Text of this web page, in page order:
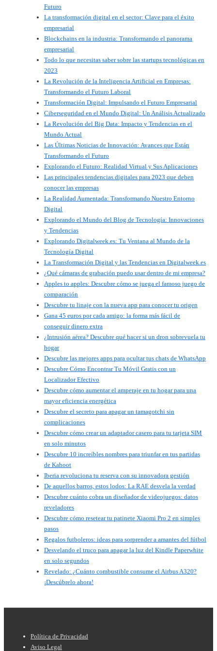
Futuro
La transformación digital en el sector: Clave para el éxito
empresarial
Blockchains en la industria: Transformando el panorama
empresarial
Todo lo que necesitas saber sobre las startups tecnológicas en
2023
La Revolución de la Inteligencia Artificial en Empresas:
Transformando el Futuro Laboral
Transformación Digital: Impulsando el Futuro Empresarial
Ciberseguridad en el Mundo Digital: Un Análisis Actualizado
La Revolución del Big Data: Impacto y Tendencias en el
Mundo Actual
Las Últimas Noticias de Innovación: Avances que Están
Transformando el Futuro
Explorando el Futuro: Realidad Virtual y Sus Aplicaciones
Las principales tendencias digitales para 2023 que deben
conocer las empresas
La Realidad Aumentada: Transformando Nuestro Entorno
Digital
Explorando el Mundo del Blog de Tecnología: Innovaciones
y Tendencias
Explorando Digitalweek.es: Tu Ventana al Mundo de la
Tecnología Digital
La Transformación Digital y las Tendencias en Digitalweek.es
¿Qué cámaras de grabación puedo usar dentro de mi empresa?
Apples to apples: Descubre cómo se juega el famoso juego de
comparación
Descubre tu linaje con la nueva app para conocer tu origen
Gana 45 euros por cada amigo: la forma más fácil de
conseguir dinero extra
¿Intrusión aérea? Descubre qué hacer si un dron sobrevuela tu
hogar
Descubre las mejores apps para ocultar tus chats de WhatsApp
Descubre Cómo Encontrar Tu Móvil Gratis con un
Localizador Efectivo
Descubre cómo aumentar el amperaje en tu hogar para una
mayor eficiencia energética
Descubre el secreto para apagar un tamagotchi sin
complicaciones
Descubre cómo crear un adaptador casero para tu tarjeta SIM
en solo minutos
Descubre 10 increíbles nombres para triunfar en tus partidas
de Kahoot
Iberia revoluciona tu reserva con su innovadora gestión
De aquellos barros, estos lodos: La RAE desvela la verdad
Descubre cuánto cobra un diseñador de videojuegos: datos
reveladores
Descubre cómo resetear tu patinete Xiaomi Pro 2 en simples
pasos
Regalos futboleros: ideas para sorprender a amantes del fútbol
Desvelando el truco para apagar la luz del Kindle Paperwhite
en solo segundos
Revelado: ¿Cuánto combustible consume el Airbus A320?
¡Descúbrelo ahora!
Menú
del
Política de Privacidad
Aviso Legal